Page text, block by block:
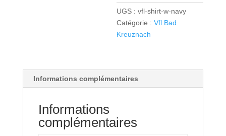
Trainingsshirt
UGS :vfl-shirt-w-navy
Catégorie :Vfl Bad
Kreuznach
Informations complémentaires
Informations
complémentaires